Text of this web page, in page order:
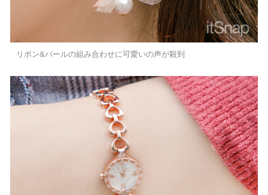
リボン&パールの組み合わせに可愛いの声が殺到